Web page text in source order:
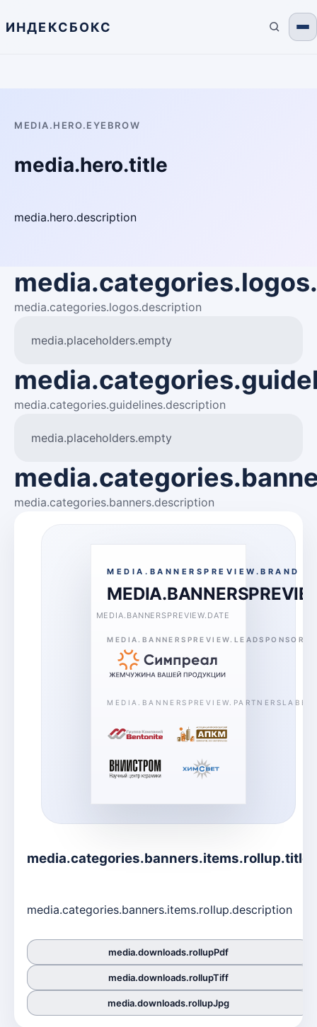
ИНДЕКСБОКС
MEDIA.HERO.EYEBROW
media.hero.title
media.hero.description
media.categories.logos.description
media.placeholders.empty
media.categories.guidelines.description
media.placeholders.empty
media.categories.banners.description
media.categories.banners.items.rollup.title
media.categories.banners.items.rollup.description
media.downloads.rollupPdf
media.downloads.rollupTiff
media.downloads.rollupJpg
MEDIA.BANNERSPREVIEW.BRAND
MEDIA.BANNERSPREVIEW.DATE
MEDIA.BANNERSPREVIEW.PARTNERSLABEL